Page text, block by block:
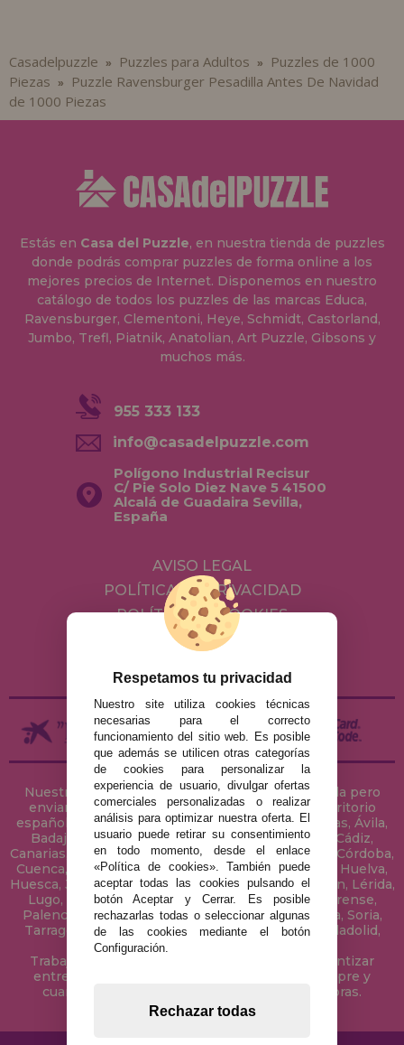
Casadelpuzzle » Puzzles para Adultos »
Puzzles de 1000
Piezas »
Puzzle Ravensburger Pesadilla Antes De Navidad
de 1000 Piezas
Estás en Casa del Puzzle, en nuestra tienda de puzzles
donde podrás comprar puzzles de forma online a los
mejores precios de Internet. Disponemos en nuestro
catálogo de todos los puzzles de las marcas Educa,
Ravensburger, Clementoni, Heye, Schmidt, Castorland,
Jumbo, Trefl, Piatnik, Anatolian, Art Puzzle, Gibsons y
muchos más.
955 333 133
info@casadelpuzzle.com
Polígono Industrial Recisur
C/ Pie Solo Diez Nave 5 41500
Alcalá de Guadaira Sevilla,
España
AVISO LEGAL
POLÍTICA DE PRIVACIDAD
POLÍTICA DE COOKIES
ENVÍOS Y DEVOLUCIONES
Nuestra tienda de puzzles está ubicada en Sevilla pero
enviamos tus puzzles a cualquier ciudad del territorio
español: Álava, Albacete, Alicante, Almería, Asturias, Ávila,
Badajoz, Baleares, Barcelona, Burgos, Cáceres, Cádiz,
Canarias, Cantabria, Castellón, Ceuta, Ciudad Real, Córdoba,
Cuenca, Gerona, Granada, Guadalajara, Guipúzcoa, Huelva,
Huesca, Jaén, La Coruña, La Rioja, Las Palmas, Leon, Lérida,
Lugo, Madrid, Málaga, Melilla, Murcia, Navarra, Orense,
Palencia, Pontevedra, Salamanca, Segovia, Sevilla, Soria,
Tarragona, Tenerife, Teruel, Toledo, Valencia, Valladolid,
Vizcaya, Zamora y Zaragoza.
Trabajamos con Stocks permanentes para garantizar
entregas rápidas en territorio peninsular, siempre y
cuando el pedido se realice antes de las 18 horas.
Respetamos tu privacidad
Nuestro site utiliza cookies técnicas
necesarias para el correcto
funcionamiento del sitio web. Es posible
que además se utilicen otras categorías
de cookies para personalizar la
experiencia de usuario, divulgar ofertas
comerciales personalizadas o realizar
análisis para optimizar nuestra oferta. El
usuario puede retirar su consentimiento
en todo momento, desde el enlace
«Política de cookies». También puede
aceptar todas las cookies pulsando el
botón Aceptar y Cerrar. Es posible
rechazarlas todas o seleccionar algunas
de las cookies mediante el botón
Configuración.
Rechazar todas